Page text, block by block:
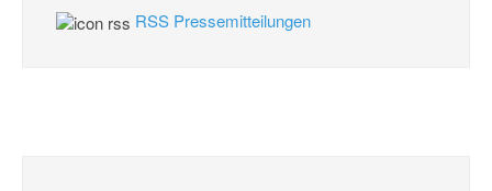
RSS Pressemitteilungen